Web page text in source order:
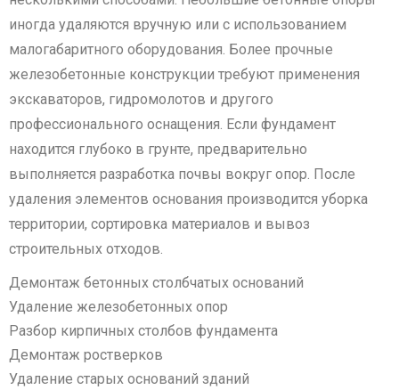
иногда удаляются вручную или с использованием
малогабаритного оборудования. Более прочные
железобетонные конструкции требуют применения
экскаваторов, гидромолотов и другого
профессионального оснащения. Если фундамент
находится глубоко в грунте, предварительно
выполняется разработка почвы вокруг опор. После
удаления элементов основания производится уборка
территории, сортировка материалов и вывоз
строительных отходов.
Демонтаж бетонных столбчатых оснований
Удаление железобетонных опор
Разбор кирпичных столбов фундамента
Демонтаж ростверков
Удаление старых оснований зданий